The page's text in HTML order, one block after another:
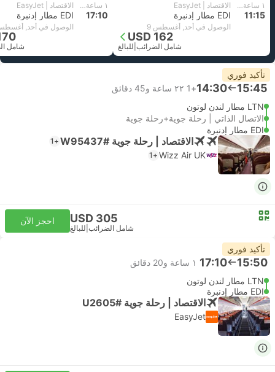
١ ساعة و‫20 دقائق الاقتصاد | EasyJet
11:15 EDI مطار إدنبرة
الوصول في أحد, أغسطس 9
USD 162
شامل الضرائب للبالغ
١ ساعة و‫20 دقائق الاقتصاد | EasyJet
17:10 EDI مطار إدنبرة
الوصول في أحد,
شامل
تأكيد فوري
15:45
14:30
+1
٢٢ ساعة و‫45 دقائق
LTN مطار لندن لوتون
الاتصال الذاتي | رحلة جوية+رحلة جوية
EDI مطار إدنبرة
الاقتصاد | رحلة جوية #W95437 +1
Wizz Air UK
+1
USD 305
شامل الضرائب للبالغ
احجز الآن
تأكيد فوري
15:50
17:10 ١ ساعة و‫20 دقائق
LTN مطار لندن لوتون
EDI مطار إدنبرة
الاقتصاد | رحلة جوية #U2605
EasyJet